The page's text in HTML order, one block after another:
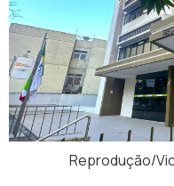
Reprodução/